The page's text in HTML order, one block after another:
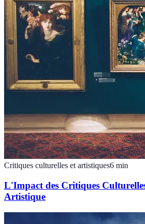
Critiques culturelles et artistiques6 min
L'Impact des Critiques
Artistique